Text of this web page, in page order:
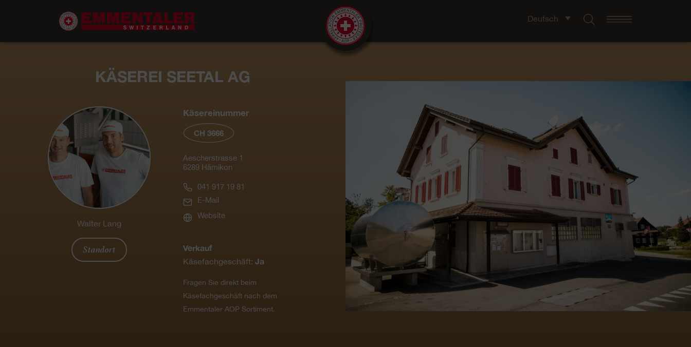
Deutsch
KÄSEREI SEETAL AG
Walter Lang
Standort
Käsereinummer
CH 3666
Aescherstrasse 1
6289 Hämikon
041 917 19 81
E-Mail
Website
Verkauf
Käsefachgeschäft: Ja
Fragen Sie direkt beim
Käsefachgeschäft nach dem
Emmentaler AOP Sortiment.